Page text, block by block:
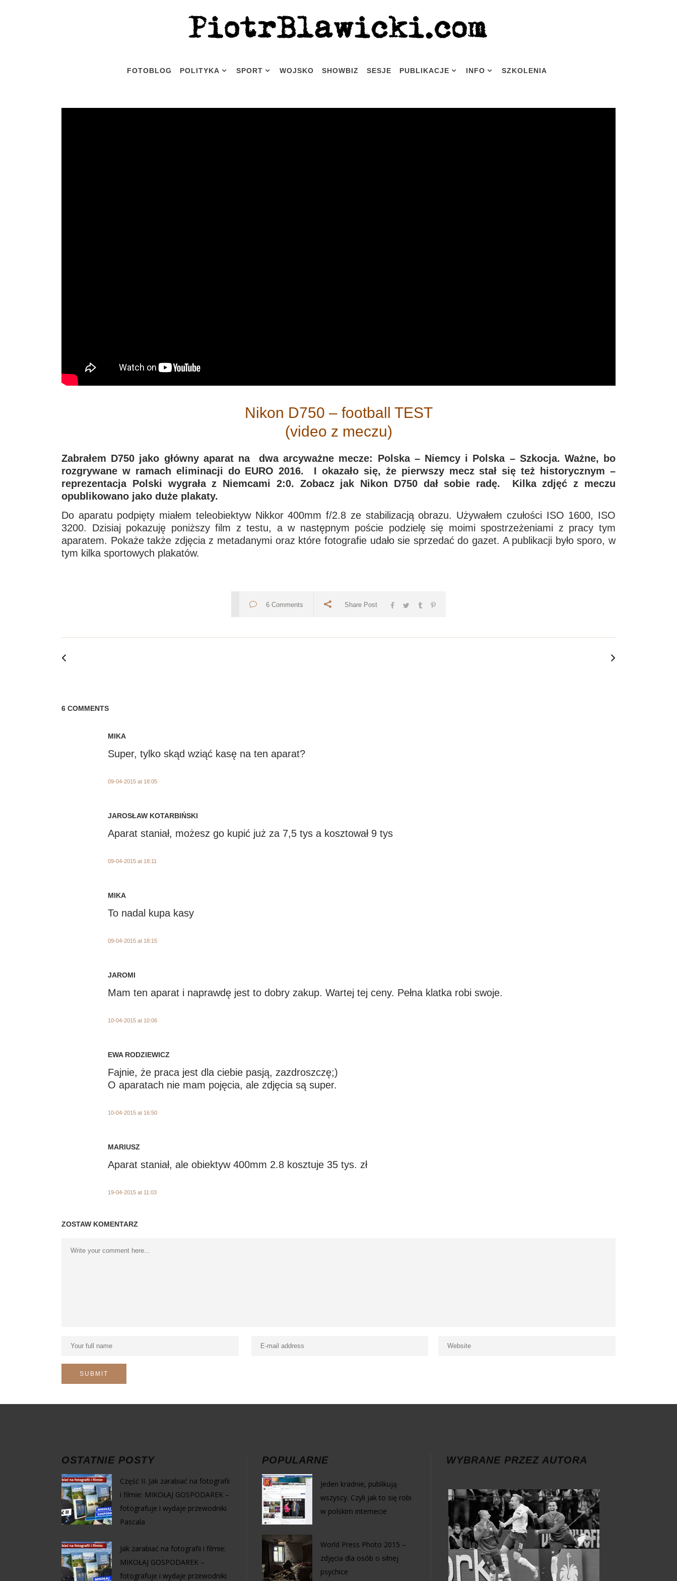
FOTOBLOG POLITYKA SPORT WOJSKO SHOWBIZ SESJE PUBLIKACJE INFO SZKOLENIA
Nikon D750 – football TEST
(video z meczu)
Zabrałem D750 jako główny aparat na dwa arcyważne mecze: Polska – Niemcy i Polska – Szkocja. Ważne, bo
rozgrywane w ramach eliminacji do EURO 2016. I okazało się, że pierwszy mecz stał się też historycznym –
reprezentacja Polski wygrała z Niemcami 2:0. Zobacz jak Nikon D750 dał sobie radę. Kilka zdjęć z meczu
opublikowano jako duże plakaty.
Do aparatu podpięty miałem teleobiektyw Nikkor 400mm f/2.8 ze stabilizacją obrazu. Używałem czułości ISO 1600, ISO
3200. Dzisiaj pokazuję poniższy film z testu, a w następnym poście podzielę się moimi spostrzeżeniami z pracy tym
aparatem. Pokaże także zdjęcia z metadanymi oraz które fotografie udało sie sprzedać do gazet. A publikacji było sporo, w
tym kilka sportowych plakatów.
6 Comments Share Post
6 COMMENTS
MIKA
Super, tylko skąd wziąć kasę na ten aparat?
09-04-2015 at 18:05
JAROSŁAW KOTARBIŃSKI
Aparat staniał, możesz go kupić już za 7,5 tys a kosztował 9 tys
09-04-2015 at 18:11
MIKA
To nadal kupa kasy
09-04-2015 at 18:15
JAROMI
Mam ten aparat i naprawdę jest to dobry zakup. Wartej tej ceny. Pełna klatka robi swoje.
10-04-2015 at 10:06
EWA RODZIEWICZ
Fajnie, że praca jest dla ciebie pasją, zazdroszczę;)
O aparatach nie mam pojęcia, ale zdjęcia są super.
10-04-2015 at 16:50
MARIUSZ
Aparat staniał, ale obiektyw 400mm 2.8 kosztuje 35 tys. zł
19-04-2015 at 11:03
ZOSTAW KOMENTARZ
OSTATNIE POSTY
Część II. Jak zarabiać na fotografii
i filmie: MIKOŁAJ GOSPODAREK –
fotografuje i wydaje przewodniki
Pascala
Jak zarabiać na fotografii i filmie:
MIKOŁAJ GOSPODAREK –
fotografuje i wydaje przewodniki
POPULARNE
Jeden kradnie, publikują
wszyscy. Czyli jak to się robi
w polskim internecie
World Press Photo 2015 –
zdjęcia dla osób o silnej
psychice
WYBRANE PRZEZ AUTORA